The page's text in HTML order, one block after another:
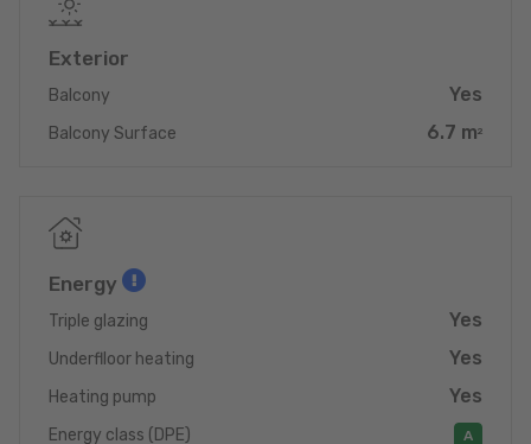
Exterior
Balcony Yes
Balcony Surface 6.7 m2
Energy
Triple glazing Yes
Underflloor heating Yes
Heating pump Yes
Energy class (DPE) A